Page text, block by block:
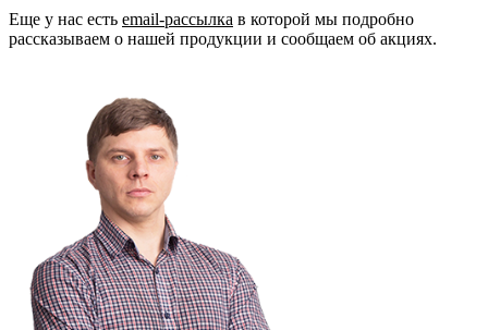
Еще у нас есть email-рассылка в которой мы подробно
рассказываем о нашей продукции и сообщаем об акциях.